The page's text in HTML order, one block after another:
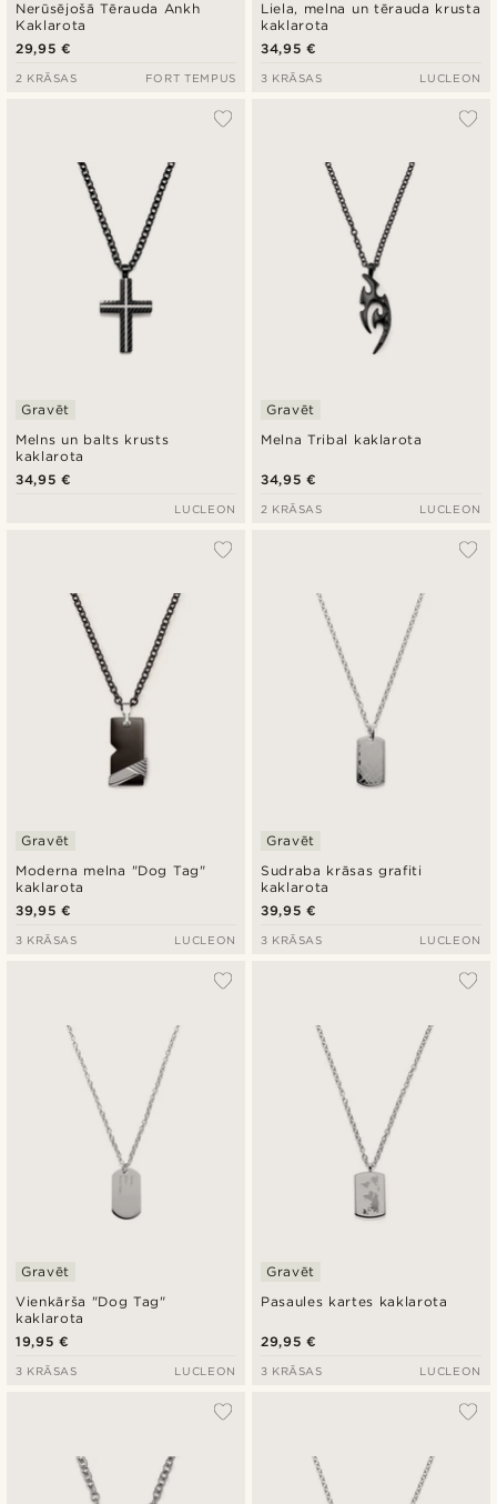
Nerūsējošā Tērauda Ankh
Kaklarota
29,95 €
2 KRĀSAS FORT TEMPUS
Liela, melna un tērauda krusta
kaklarota
34,95 €
3 KRĀSAS LUCLEON
Melns un balts krusts
kaklarota
Gravēt
34,95 €
LUCLEON
Melna Tribal kaklarota
Gravēt
34,95 €
2 KRĀSAS LUCLEON
Moderna melna "Dog Tag"
kaklarota
Gravēt
39,95 €
3 KRĀSAS LUCLEON
Sudraba krāsas grafiti
kaklarota
Gravēt
39,95 €
3 KRĀSAS LUCLEON
Vienkārša "Dog Tag"
kaklarota
Gravēt
19,95 €
3 KRĀSAS LUCLEON
Pasaules kartes kaklarota
Gravēt
29,95 €
3 KRĀSAS LUCLEON